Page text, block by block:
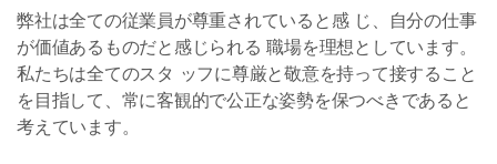
弊社は全ての従業員が尊重されていると感 じ、自分の仕事
が価値あるものだと感じられる 職場を理想としています。
私たちは全てのスタ ッフに尊厳と敬意を持って接すること
を目指して、常に客観的で公正な姿勢を保つべきであると
考えています。